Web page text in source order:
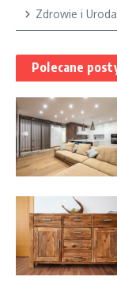
Zdrowie i Uroda
Polecane